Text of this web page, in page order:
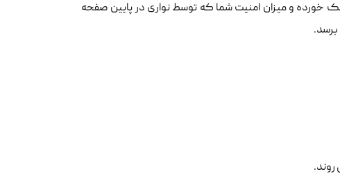
خورده و میزان امنیت شما که توسط نواری در پایین صفحه
برسد.